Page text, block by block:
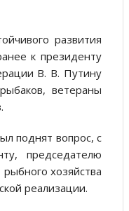
развития
к президенту
В. В. Путину
ветераны
поднят вопрос, с
председателю
хозяйства
реализации.